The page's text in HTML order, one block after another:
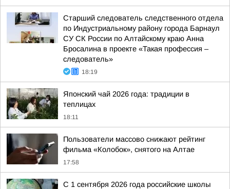
Старший следователь следственного отдела
по Индустриальному району города Барнаул
СУ СК России по Алтайскому краю Анна
Бросалина в проекте «Такая профессия –
следователь»
18:19
Японский чай 2026 года: традиции в
теплицах
18:11
Пользователи массово снижают рейтинг
фильма «Колобок», снятого на Алтае
17:58
С 1 сентября 2026 года российские школы